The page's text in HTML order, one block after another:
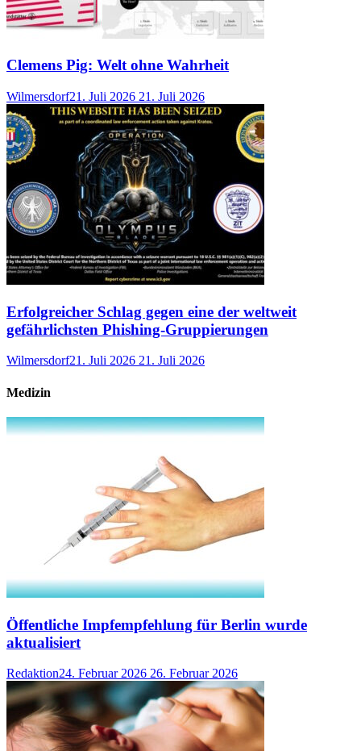
Clemens Pig: Welt ohne Wahrheit
Wilmersdorf21. Juli 2026 21. Juli 2026
Erfolgreicher Schlag gegen eine der weltweit
gefährlichsten Phishing-Gruppierungen
Wilmersdorf21. Juli 2026 21. Juli 2026
Medizin
Öffentliche Impfempfehlung für Berlin wurde
aktualisiert
Redaktion24. Februar 2026 26. Februar 2026